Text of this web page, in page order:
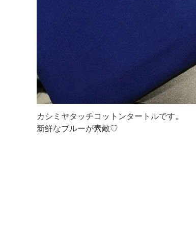
カシミヤタッチコットンタートルです。
新鮮なブルーが素敵♡